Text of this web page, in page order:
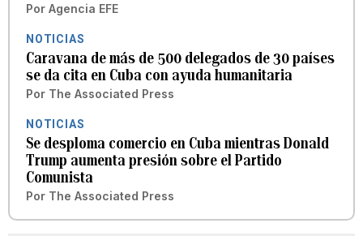
Por Agencia EFE
NOTICIAS
Caravana de más de 500 delegados de 30 países
se da cita en Cuba con ayuda humanitaria
Por The Associated Press
NOTICIAS
Se desploma comercio en Cuba mientras Donald
Trump aumenta presión sobre el Partido
Comunista
Por The Associated Press